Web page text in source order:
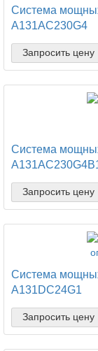
Система
A131AC230G4
Запросить цену
Система
Запросить цену
Система
A131DC24G1
Запросить цену